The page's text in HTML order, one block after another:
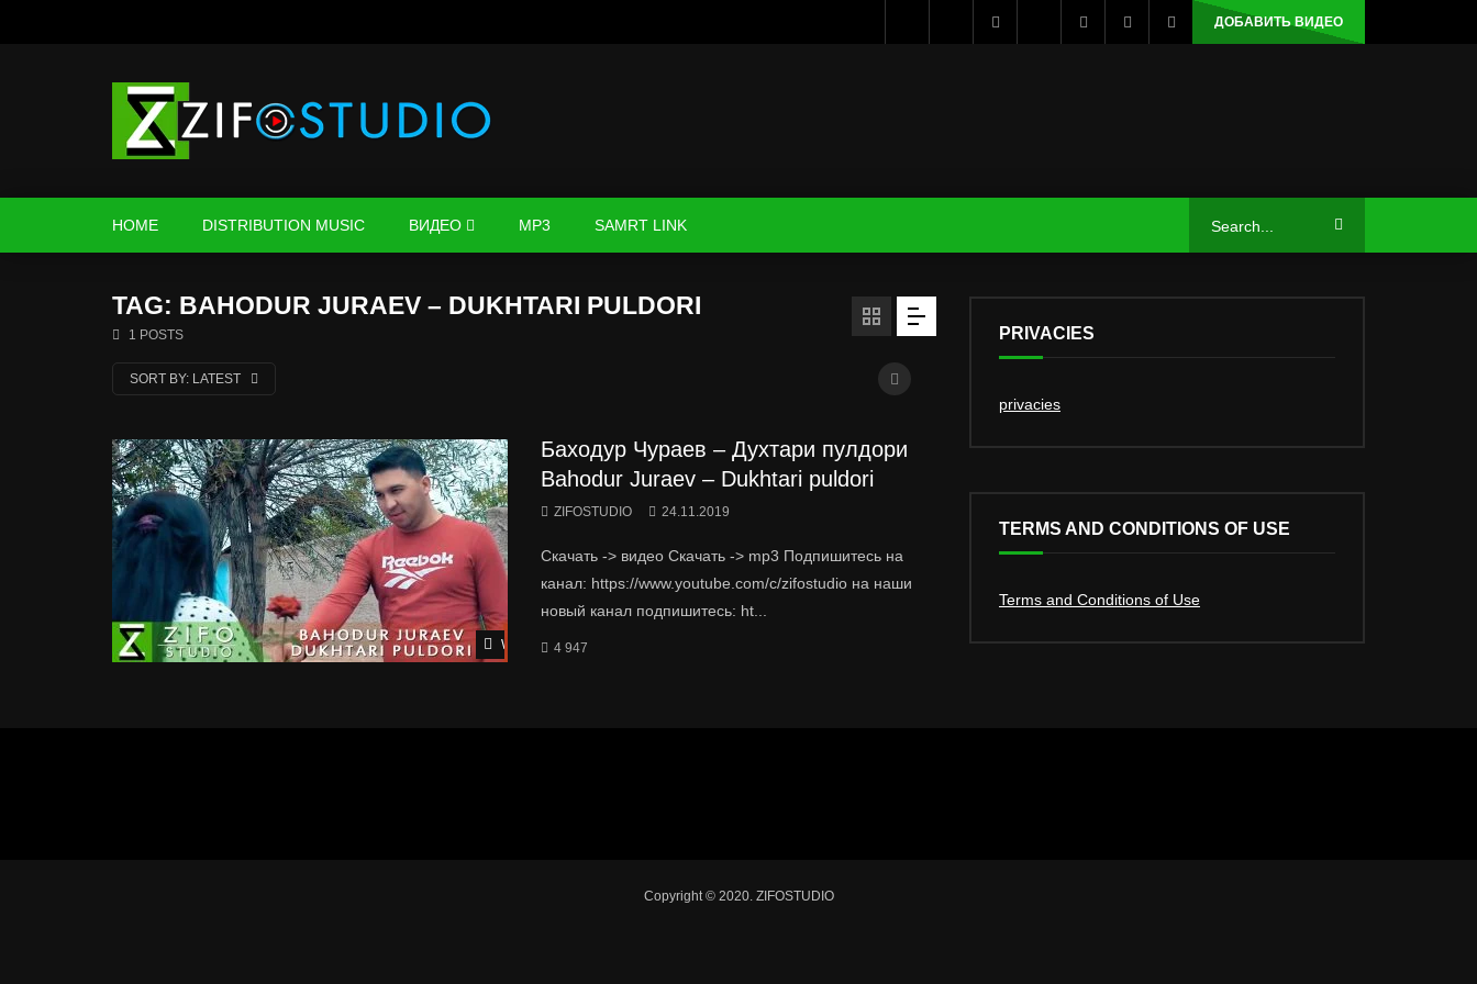
ДОБАВИТЬ ВИДЕО
HOME DISTRIBUTION MUSIC ВИДЕО MP3 SAMRT LINK
TAG: BAHODUR JURAEV – DUKHTARI PULDORI
1 POSTS
SORT BY: LATEST
Watch Later
Баходур Чураев – Духтари пулдори
Bahodur Juraev – Dukhtari puldori
ZIFOSTUDIO 24.11.2019
Скачать -> видео Скачать -> mp3 Подпишитесь на
канал: https://www.youtube.com/c/zifostudio на наши
новый канал подпишитесь: ht...
4 947
PRIVACIES
privacies
TERMS AND CONDITIONS OF USE
Terms and Conditions of Use
Copyright © 2020. ZIFOSTUDIO